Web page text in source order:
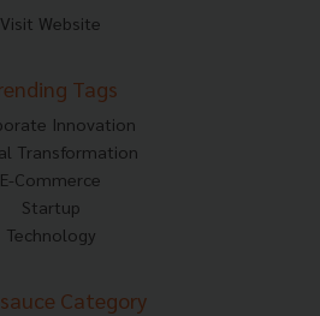
Visit Website
Tags
Innovation
Transformation
E-Commerce
Startup
Technology
Category